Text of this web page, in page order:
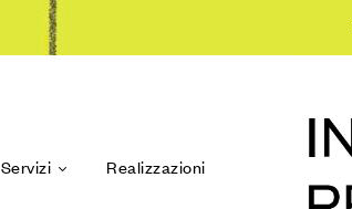
Servizi Realizzazioni